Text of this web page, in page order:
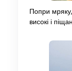
Попри
високі і